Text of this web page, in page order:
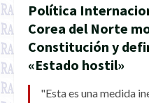
Política
Corea del Norte
Constitución y
«Estado hostil»
"Esta es una medida